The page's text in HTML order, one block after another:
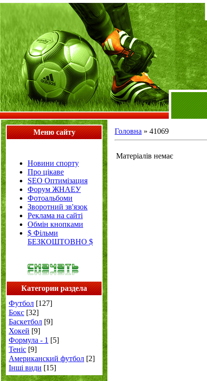
Меню сайту
Новини спорту
Про цікаве
SEO Оптимізация
Форум ЖНАЕУ
Фотоальбоми
Зворотний зв'язок
Реклама на сайті
Обмін кнопками
$ Фільми
БЕЗКОШТОВНО $
Категории раздела
Футбол [127]
Бокс [32]
Баскетбол [9]
Хокей [9]
Формула - 1 [5]
Теніс [9]
Американский футбол [2]
Інші види [15]
Головна » 41069
Матеріалів немає